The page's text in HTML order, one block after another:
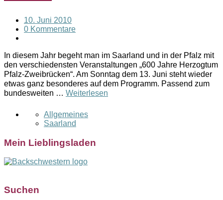
10. Juni 2010
0 Kommentare
In diesem Jahr begeht man im Saarland und in der Pfalz mit
den verschiedensten Veranstaltungen „600 Jahre Herzogtum
Pfalz-Zweibrücken“. Am Sonntag dem 13. Juni steht wieder
etwas ganz besonderes auf dem Programm. Passend zum
bundesweiten … Weiterlesen
Allgemeines
Saarland
Mein Lieblingsladen
Suchen